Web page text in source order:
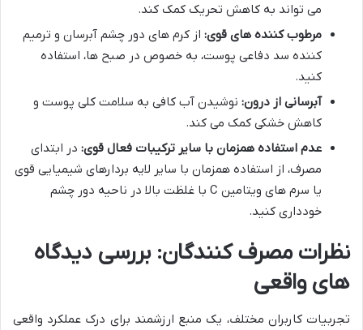
می تواند به کاهش تحریک کمک کند.
مرطوب کننده های قوی: از کرم های دور چشم آبرسان و ترمیم
کننده سد دفاعی پوست، به خصوص در صبح ها، استفاده
کنید.
آبرسانی از درون: نوشیدن آب کافی به سلامت کلی پوست و
کاهش خشکی کمک می کند.
عدم استفاده همزمان با سایر ترکیبات فعال قوی: در ابتدای
مصرف، از استفاده همزمان با سایر لایه بردارهای شیمیایی قوی
یا سرم های ویتامین C با غلظت بالا در ناحیه دور چشم
خودداری کنید.
نظرات مصرف کنندگان: بررسی دیدگاه
های واقعی
تجربیات کاربران مختلف، یک منبع ارزشمند برای درک عملکرد واقعی